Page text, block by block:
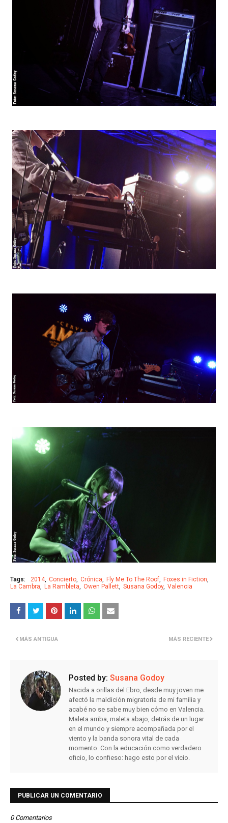
Tags: 2014 Concierto Crónica Fly Me To The Roof
Foxes in Fiction
La Cambra
La Rambleta Owen Pallett Susana Godoy Valencia
MÁS RECIENTE
MÁS ANTIGUA
Posted by: Susana Godoy
Nacida a orillas del Ebro, desde muy joven me
afectó la maldición migratoria de mi familia y
acabé no se sabe muy bien cómo en Valencia.
Maleta arriba, maleta abajo, detrás de un lugar
en el mundo y siempre acompañada por el
viento y la banda sonora vital de cada
momento. Con la educación como verdadero
oficio, lo confieso: hago esto por el vicio.
PUBLICAR UN COMENTARIO
0 Comentarios